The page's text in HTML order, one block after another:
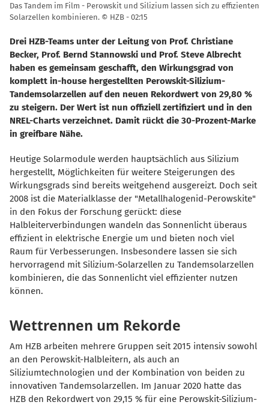
Das Tandem im Film - Perowskit und Silizium lassen sich zu effizienten
Solarzellen kombinieren. © HZB
02:15
Drei HZB-Teams unter der Leitung von Prof. Christiane
Becker, Prof. Bernd Stannowski und Prof. Steve Albrecht
haben es gemeinsam geschafft, den Wirkungsgrad von
komplett in-house hergestellten Perowskit-Silizium-
Tandemsolarzellen auf den neuen Rekordwert von 29,80 %
zu steigern. Der Wert ist nun offiziell zertifiziert und in den
NREL-Charts verzeichnet. Damit rückt die 30-Prozent-Marke
in greifbare Nähe.
Heutige Solarmodule werden hauptsächlich aus Silizium
hergestellt, Möglichkeiten für weitere Steigerungen des
Wirkungsgrads sind bereits weitgehend ausgereizt. Doch seit
2008 ist die Materialklasse der "Metallhalogenid-Perowskite"
in den Fokus der Forschung gerückt: diese
Halbleiterverbindungen wandeln das Sonnenlicht überaus
effizient in elektrische Energie um und bieten noch viel
Raum für Verbesserungen. Insbesondere lassen sie sich
hervorragend mit Silizium-Solarzellen zu Tandemsolarzellen
kombinieren, die das Sonnenlicht viel effizienter nutzen
können.
Wettrennen um Rekorde
Am HZB arbeiten mehrere Gruppen seit 2015 intensiv sowohl
an den Perowskit-Halbleitern, als auch an
Siliziumtechnologien und der Kombination von beiden zu
innovativen Tandemsolarzellen. Im Januar 2020 hatte das
HZB den Rekordwert von 29,15 % für eine Perowskit-Silizium-